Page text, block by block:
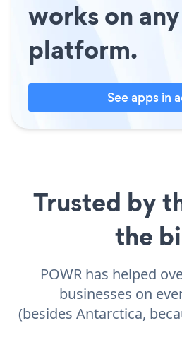
works on any
platform.
See apps in
Trusted by
the
POWR has helped
businesses on
(besides Antarctica,